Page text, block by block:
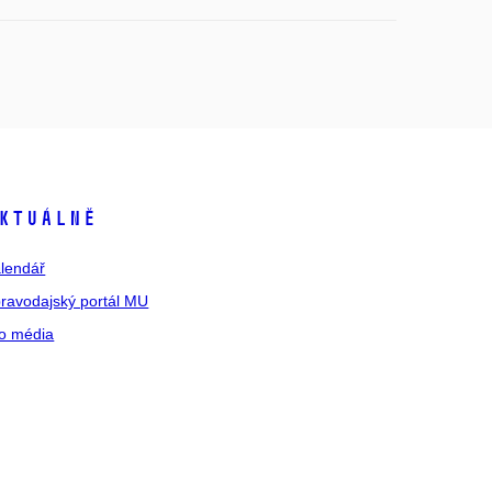
portál MU
média